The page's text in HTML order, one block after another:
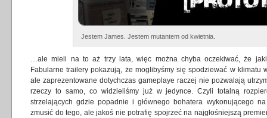
Jestem James. Jestem mutantem od kwietnia.
…ale mieli na to aż trzy lata, więc można chyba oczekiwać, że
Fabularne trailery pokazują, że moglibyśmy się spodziewać w klimatu
ale zaprezentowane dotychczas gameplaye raczej nie pozwalają
rzeczy to samo, co widzieliśmy już w jedynce. Czyli totalną
strzelających gdzie popadnie i głównego bohatera wykonującego
zmusić do tego, ale jakoś nie potrafię spojrzeć na najgłośniejszą